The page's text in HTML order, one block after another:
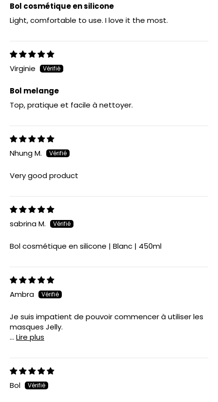
Bol cosmétique en silicone
Light, comfortable to use. I love it the most.
Virginie
Bol melange
Top, pratique et facile à nettoyer.
Nhung M.
Very good product
sabrina M.
Bol cosmétique en silicone | Blanc | 450ml
Ambra
Je suis impatient de pouvoir commencer à utiliser les
masques Jelly.
... Lire plus
Bol